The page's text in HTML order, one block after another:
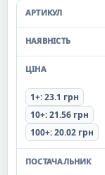
1+: 23.1 грн
10+: 21.56 грн
100+: 20.02 грн